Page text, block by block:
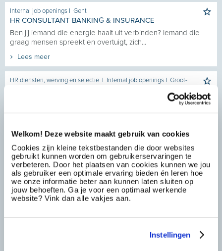
Welkom! Deze website maakt gebruik van cookies
Cookies zijn kleine tekstbestanden die door websites
gebruikt kunnen worden om gebruikerservaringen te
verbeteren. Door het plaatsen van cookies kunnen we jou
als gebruiker een optimale ervaring bieden én leren hoe
we onze informatie beter aan kunnen laten sluiten op
jouw behoeften. Ga je voor een optimaal werkende
website? Vink dan alle vakjes aan.
Instellingen
Internal job openings I Gent
HR CONSULTANT BANKING & INSURANCE
Ben jij iemand die energie haalt uit verbinden? Iemand die
graag mensen spreekt en overtuigt, zich...
Lees meer
HR diensten, werving en selectie I Internal job openings I Groot-
Lees meer
HR diensten, werving en selectieIInternal job openingsI
Antwerpen
RECRUITMENT SPECIALIST KEY ACCOUNTS
Krijg jij energie van het maken van de juiste match tussen
talent en organisatie? Werk je graag met...